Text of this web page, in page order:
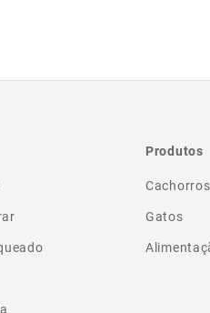
Produtos
Cachorros
Gatos